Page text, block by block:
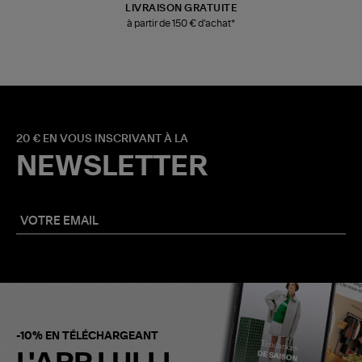
LIVRAISON GRATUITE
à partir de 150 € d'achat*
20 € EN VOUS INSCRIVANT À LA
NEWSLETTER
-10% EN TÉLÉCHARGEANT